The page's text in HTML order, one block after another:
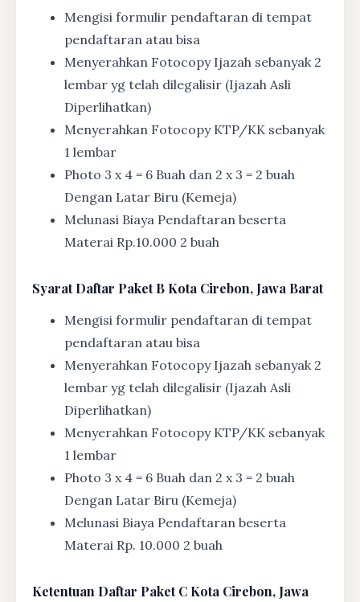
Mengisi formulir pendaftaran di tempat
pendaftaran atau bisa
Menyerahkan Fotocopy Ijazah sebanyak 2
lembar yg telah dilegalisir (Ijazah Asli
Diperlihatkan)
Menyerahkan Fotocopy KTP/KK sebanyak
1 lembar
Photo 3 x 4 = 6 Buah dan 2 x 3 = 2 buah
Dengan Latar Biru (Kemeja)
Melunasi Biaya Pendaftaran beserta
Materai Rp.10.000 2 buah
SyaratDaftar Paket B Kota Cirebon, Jawa Barat
Mengisi formulir pendaftaran di tempat
pendaftaran atau bisa
Menyerahkan Fotocopy Ijazah sebanyak 2
lembar yg telah dilegalisir (Ijazah Asli
Diperlihatkan)
Menyerahkan Fotocopy KTP/KK sebanyak
1 lembar
Photo 3 x 4 = 6 Buah dan 2 x 3 = 2 buah
Dengan Latar Biru (Kemeja)
Melunasi Biaya Pendaftaran beserta
Materai Rp. 10.000 2 buah
Ketentuan Daftar Paket C Kota Cirebon, Jawa